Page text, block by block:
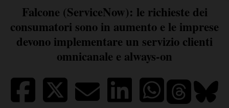
Falcone (ServiceNow): le richieste dei
consumatori sono in aumento e le imprese
devono implementare un servizio clienti
omnicanale e always-on